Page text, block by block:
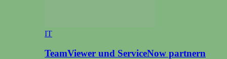
IT
TeamViewer und ServiceNow partnern